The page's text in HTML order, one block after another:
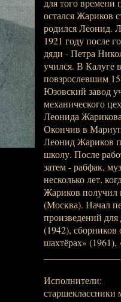
для того
остался Жариков
родился Леонид.
1921 году после
дяди - Петра
учился. В Калуге
повзрослевшим
Юзовский завод
механического
Леонида
Окончив в
Леонид Жариков
школу. После
затем - рабфак,
несколько лет,
Жариков получил
(Москва). Начал
произведений
(1942),
шахтёрах»
Исполнители:
старшеклассники